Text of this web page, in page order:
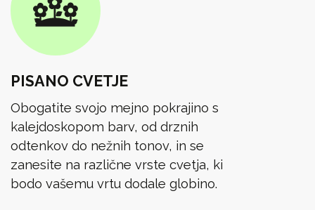
PISANO CVETJE
Obogatite svojo mejno pokrajino s
kalejdoskopom barv, od drznih
odtenkov do nežnih tonov, in se
zanesite na različne vrste cvetja, ki
bodo vašemu vrtu dodale globino.